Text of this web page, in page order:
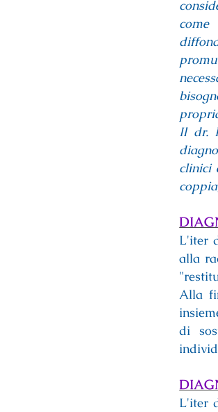
come
Il dr.
clinici
L'iter
alla
Alla
di
L'iter